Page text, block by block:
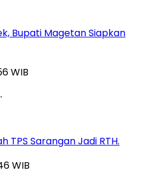
Bupati Magetan Siapkan
WIB
TPS Sarangan Jadi RTH.
WIB